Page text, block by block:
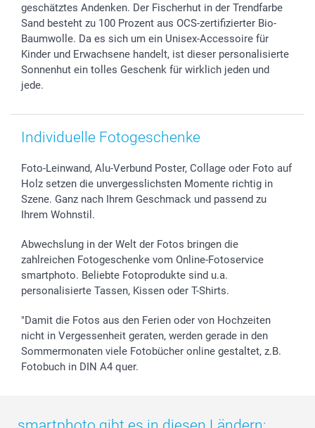
geschätztes Andenken. Der Fischerhut in der Trendfarbe
Sand besteht zu 100 Prozent aus OCS-zertifizierter Bio-
Baumwolle. Da es sich um ein Unisex-Accessoire für
Kinder und Erwachsene handelt, ist dieser personalisierte
Sonnenhut ein tolles Geschenk für wirklich jeden und
jede.
Individuelle Fotogeschenke
Foto-Leinwand, Alu-Verbund Poster, Collage oder Foto auf
Holz setzen die unvergesslichsten Momente richtig in
Szene. Ganz nach Ihrem Geschmack und passend zu
Ihrem Wohnstil.
Abwechslung in der Welt der Fotos bringen die
zahlreichen Fotogeschenke vom Online-Fotoservice
smartphoto. Beliebte Fotoprodukte sind u.a.
personalisierte Tassen, Kissen oder T-Shirts.
"Damit die Fotos aus den Ferien oder von Hochzeiten
nicht in Vergessenheit geraten, werden gerade in den
Sommermonaten viele Fotobücher online gestaltet, z.B.
Fotobuch in DIN A4 quer.